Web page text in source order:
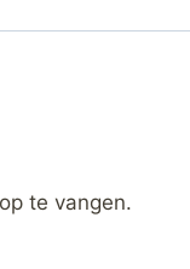
te vangen.